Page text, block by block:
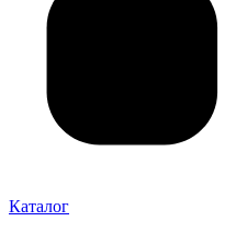
Каталог